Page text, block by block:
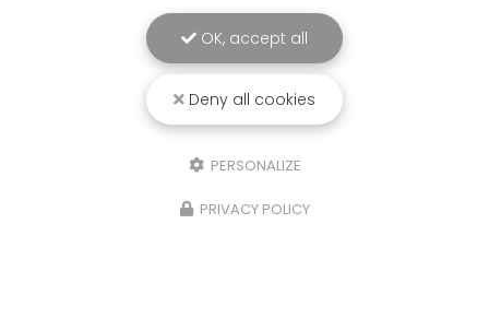
OK, accept all
Deny all cookies
PERSONALIZE
PRIVACY POLICY